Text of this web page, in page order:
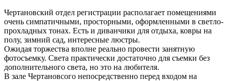
Чертановский отдел регистрации располагает помещениями
очень симпатичными, просторными, оформленными в светло-
прохладных тонах. Есть и диванчики для отдыха, ковры на
полу, зимний сад, интересные люстры.
Ожидая торжества вполне реально провести занятную
фотосъемку. Света практически достаточно для съемки без
дополнительного света, но это на любителя.
В зале Чертановсого непосредственно перед входом на